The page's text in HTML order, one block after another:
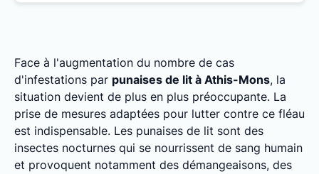
Face à l'augmentation du nombre de cas
d'infestations par punaises de lit à Athis-Mons, la
situation devient de plus en plus préoccupante. La
prise de mesures adaptées pour lutter contre ce fléau
est indispensable. Les punaises de lit sont des
insectes nocturnes qui se nourrissent de sang humain
et provoquent notamment des démangeaisons, des